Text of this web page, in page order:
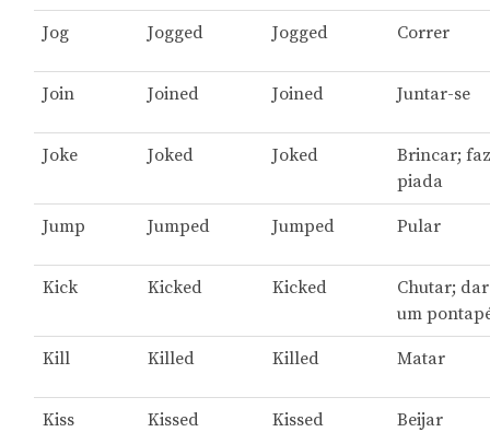
Jog Jogged Jogged Correr
Join Joined Joined Juntar-se
Joke Joked Joked
Brincar;
piada
Jump Jumped Jumped Pular
Kick Kicked Kicked
Chutar; dar
um
Kill Killed Killed Matar
Kiss Kissed Kissed Beijar